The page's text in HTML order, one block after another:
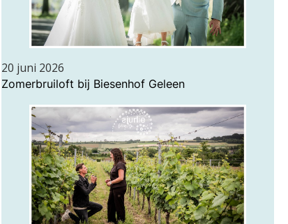
20 juni 2026
Zomerbruiloft bij Biesenhof Geleen